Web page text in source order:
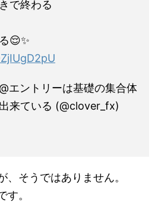
で終わる
😌✨
エントリーは基礎の集合体
来ている (@clover_fx)
、そうではありません。
す。